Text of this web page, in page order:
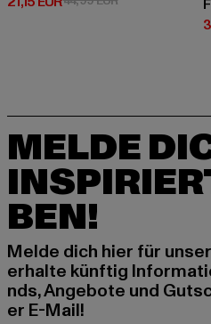
MELDE
BEN!
Melde dich hier für
erhalte künftig
nds, Angebote und
er E-Mail!